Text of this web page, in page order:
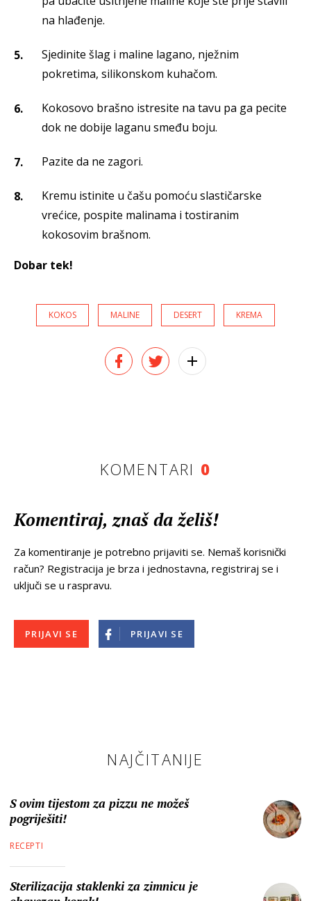
na hlađenje.
Sjedinite šlag i maline lagano, nježnim
pokretima, silikonskom kuhačom.
Kokosovo brašno istresite na tavu pa ga pecite
dok ne dobije laganu smeđu boju.
Pazite da ne zagori.
Kremu istinite u čašu pomoću slastičarske
vrećice, pospite malinama i tostiranim
kokosovim brašnom.
Dobar tek!
KOKOS MALINE DESERT KREMA
KOMENTARI 0
Komentiraj, znaš da želiš!
Za komentiranje je potrebno prijaviti se. Nemaš korisnički
račun? Registracija je brza i jednostavna, registriraj se i
uključi se u raspravu.
PRIJAVI SE PRIJAVI SE
NAJČITANIJE
S ovim tijestom za pizzu ne možeš
pogriješiti!
RECEPTI
Sterilizacija staklenki za zimnicu je